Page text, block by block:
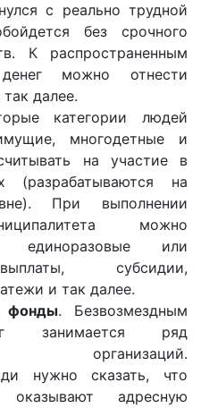
с реально трудной
без срочного
К распространенным
можно отнести
далее.
категории людей
многодетные и
на участие в
(разрабатываются на
При выполнении
можно
единоразовые или
субсидии,
и так далее.
фонды. Безвозмездным
занимается ряд
организаций.
нужно сказать, что
адресную